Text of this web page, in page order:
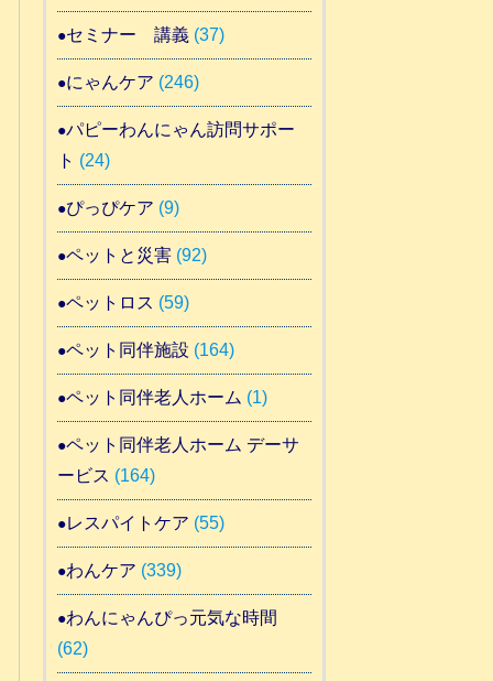
セミナー 講義(37)
にゃんケア (246)
パピーわんにゃん訪問サポー
ト (24)
ぴっぴケア (9)
ペットと災害(92)
ペットロス (59)
ペット同伴施設 (164)
ペット同伴老人ホーム (1)
ペット同伴老人ホーム デーサ
ービス (164)
レスパイトケア (55)
わんケア (339)
わんにゃんぴっ元気な時間
(62)